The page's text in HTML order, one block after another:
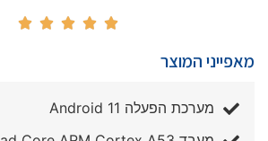





מאפייני המוצר
מערכת הפעלה Android 11